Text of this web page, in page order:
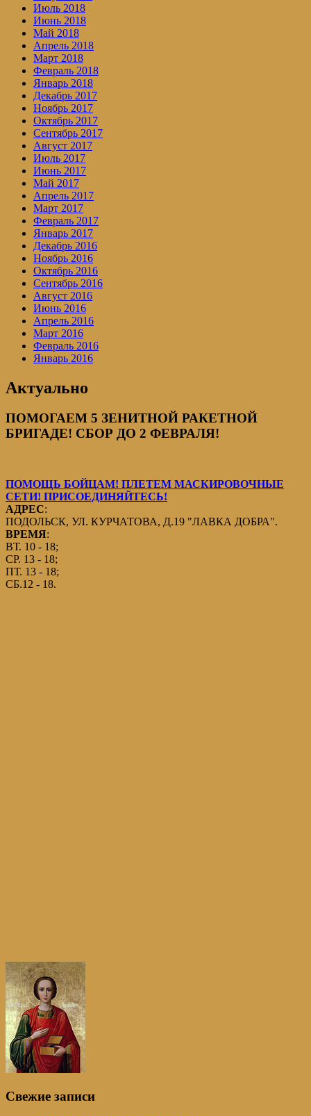
Июль 2018
Июнь 2018
Май 2018
Апрель 2018
Март 2018
Февраль 2018
Январь 2018
Декабрь 2017
Ноябрь 2017
Октябрь 2017
Сентябрь 2017
Август 2017
Июль 2017
Июнь 2017
Май 2017
Апрель 2017
Март 2017
Февраль 2017
Январь 2017
Декабрь 2016
Ноябрь 2016
Октябрь 2016
Сентябрь 2016
Август 2016
Июнь 2016
Апрель 2016
Март 2016
Февраль 2016
Январь 2016
Актуально
ПОМОГАЕМ 5 ЗЕНИТНОЙ РАКЕТНОЙ
БРИГАДЕ! СБОР ДО 2 ФЕВРАЛЯ!
ПОМОЩЬ БОЙЦАМ! ПЛЕТЕМ МАСКИРОВОЧНЫЕ
СЕТИ! ПРИСОЕДИНЯЙТЕСЬ!
АДРЕС:
ПОДОЛЬСК, УЛ. КУРЧАТОВА, Д.19 "ЛАВКА ДОБРА".
ВРЕМЯ:
ВТ. 10 - 18;
СР. 13 - 18;
ПТ. 13 - 18;
СБ.12 - 18.
Свежие записи